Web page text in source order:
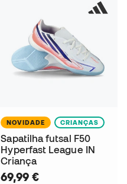
NOVIDADE CRIANÇAS
Sapatilha futsal F50
Hyperfast League IN
Criança
69,99 €